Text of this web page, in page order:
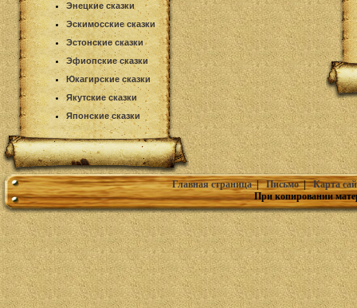
Энецкие сказки
Эскимосские сказки
Эстонские сказки
Эфиопские сказки
Юкагирские сказки
Якутские сказки
Японские сказки
Главная страница|Письмо|Карта
При копировании